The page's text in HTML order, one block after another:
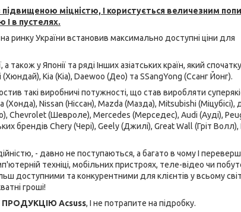
міцністю, І користується величезним
І в пустелях.
ринку України встановив максимально доступні ціни для
у Японії та ряді Інших азіатських країн, який спочатку
Kia (Кіа), Daewoo (Део) та SSangYong (Ссанг Йонг).
виробничі потужності, що став виробляти
Nissan (Ніссан), Mazda (Мазда), Mitsubishi (Міцубісі),
Chevrolet (Шевроле), Mercedes (Мерседес), Audi (Ауді),
брендів Chery (Чері), Geely (Джилі), Great Wall (Гріт Волл),
- давно не поступаються, а багато в чому І
техніці, мобільних пристроях, теле-відео чи
доступними та конкурентними для клієнтів у всьому
гроші!
ПРОДУКЦІЮ Acsuss, І не потрапите на підробку.